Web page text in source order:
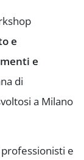
e
e
di
a Milano
e